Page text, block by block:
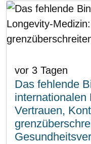
vor 3 Tagen
Das fehlende
internationalen
Vertrauen,